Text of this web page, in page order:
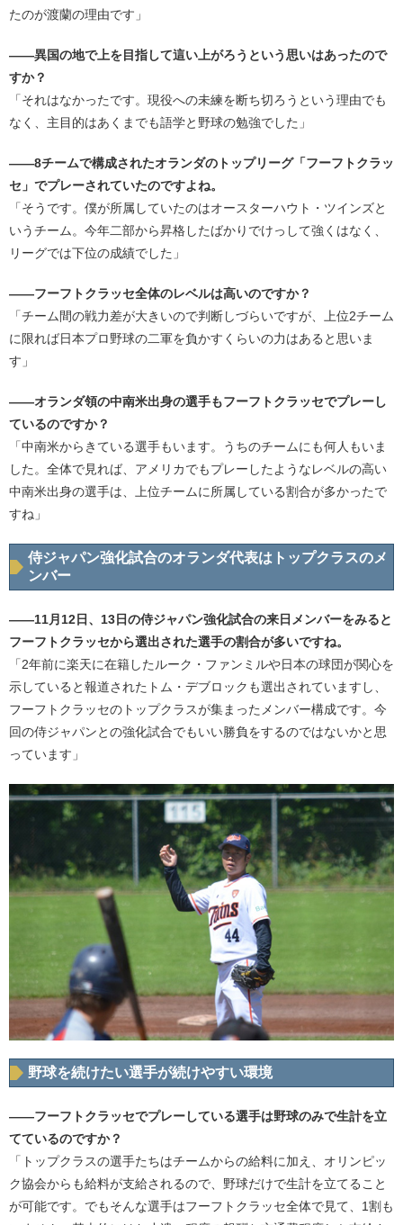
たのが渡蘭の理由です」
――異国の地で上を目指して這い上がろうという思いはあったので
すか？
「それはなかったです。現役への未練を断ち切ろうという理由でも
なく、主目的はあくまでも語学と野球の勉強でした」
――8チームで構成されたオランダのトップリーグ「フーフトクラッ
セ」でプレーされていたのですよね。
「そうです。僕が所属していたのはオースターハウト・ツインズと
いうチーム。今年二部から昇格したばかりでけっして強くはなく、
リーグでは下位の成績でした」
――フーフトクラッセ全体のレベルは高いのですか？
「チーム間の戦力差が大きいので判断しづらいですが、上位2チーム
に限れば日本プロ野球の二軍を負かすくらいの力はあると思いま
す」
――オランダ領の中南米出身の選手もフーフトクラッセでプレーし
ているのですか？
「中南米からきている選手もいます。うちのチームにも何人もいま
した。全体で見れば、アメリカでもプレーしたようなレベルの高い
中南米出身の選手は、上位チームに所属している割合が多かったで
すね」
侍ジャパン強化試合のオランダ代表はトップクラスのメ
ンバー
――11月12日、13日の侍ジャパン強化試合の来日メンバーをみると
フーフトクラッセから選出された選手の割合が多いですね。
「2年前に楽天に在籍したルーク・ファンミルや日本の球団が関心を
示していると報道されたトム・デブロックも選出されていますし、
フーフトクラッセのトップクラスが集まったメンバー構成です。今
回の侍ジャパンとの強化試合でもいい勝負をするのではないかと思
っています」
野球を続けたい選手が続けやすい環境
――フーフトクラッセでプレーしている選手は野球のみで生計を立
てているのですか？
「トップクラスの選手たちはチームからの給料に加え、オリンピッ
ク協会からも給料が支給されるので、野球だけで生計を立てること
が可能です。でもそんな選手はフーフトクラッセ全体で見て、1割も